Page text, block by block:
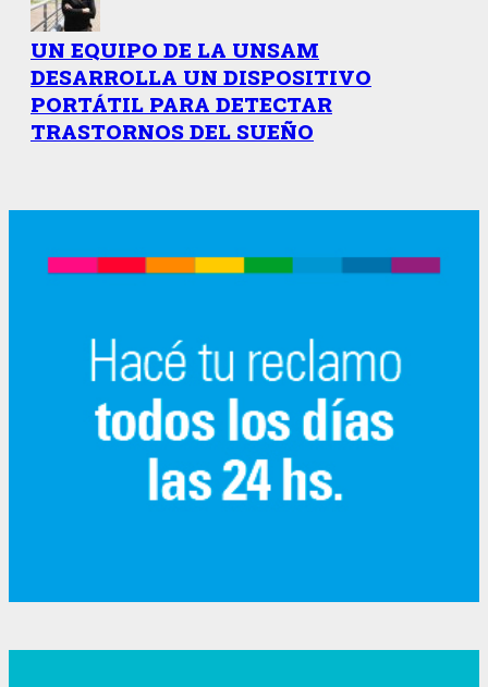
UN EQUIPO DE LA UNSAM
DESARROLLA UN DISPOSITIVO
PORTÁTIL PARA DETECTAR
TRASTORNOS DEL SUEÑO